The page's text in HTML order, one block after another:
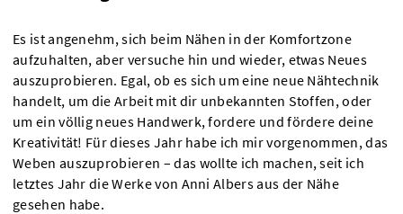
Es ist angenehm, sich beim Nähen in der Komfortzone
aufzuhalten, aber versuche hin und wieder, etwas Neues
auszuprobieren. Egal, ob es sich um eine neue Nähtechnik
handelt, um die Arbeit mit dir unbekannten Stoffen, oder
um ein völlig neues Handwerk, fordere und fördere deine
Kreativität! Für dieses Jahr habe ich mir vorgenommen, das
Weben auszuprobieren – das wollte ich machen, seit ich
letztes Jahr die Werke von Anni Albers aus der Nähe
gesehen habe.